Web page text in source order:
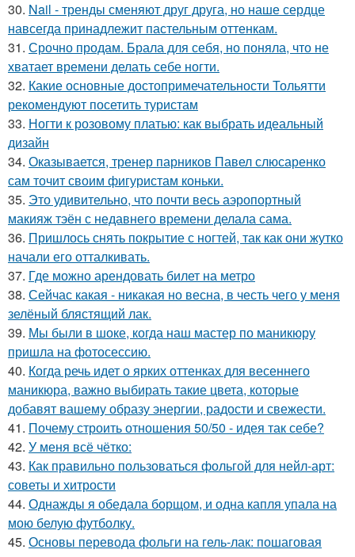
30. Nail - тренды сменяют друг друга, но наше сердце
навсегда принадлежит пастельным оттенкам.
31. Срочно продам. Брала для себя, но поняла, что не
хватает времени делать себе ногти.
32. Какие основные достопримечательности Тольятти
рекомендуют посетить туристам
33. Ногти к розовому платью: как выбрать идеальный
дизайн
34. Оказывается, тренер парников Павел слюсаренко
сам точит своим фигуристам коньки.
35. Это удивительно, что почти весь аэропортный
макияж тэён с недавнего времени делала сама.
36. Пришлось снять покрытие с ногтей, так как они жутко
начали его отталкивать.
37. Где можно арендовать билет на метро
38. Сейчас какая - никакая но весна, в честь чего у меня
зелёный блястящий лак.
39. Мы были в шоке, когда наш мастер по маникюру
пришла на фотосессию.
40. Когда речь идет о ярких оттенках для весеннего
маникюра, важно выбирать такие цвета, которые
добавят вашему образу энергии, радости и свежести.
41. Почему строить отношения 50/50 - идея так себе?
42. У меня всё чётко:
43. Как правильно пользоваться фольгой для нейл-арт:
советы и хитрости
44. Однажды я обедала борщом, и одна капля упала на
мою белую футболку.
45. Основы перевода фольги на гель-лак: пошаговая